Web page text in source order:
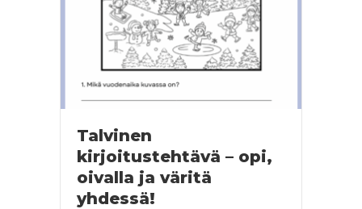
Talvinen
kirjoitustehtävä – opi,
oivalla ja väritä
yhdessä!